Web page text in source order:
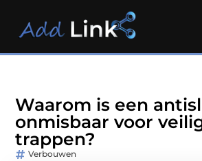
Waarom is een
onmisbaar voor
trappen?
Verbouwen